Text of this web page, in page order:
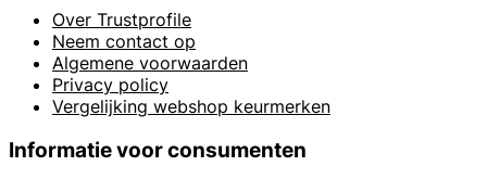
Over Trustprofile
Neem contact op
Algemene voorwaarden
Privacy policy
Vergelijking webshop keurmerken
Informatie voor consumenten